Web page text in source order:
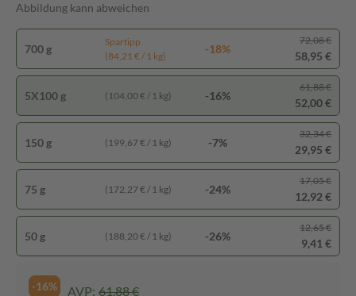
Abbildung kann abweichen
700 g
Spartipp
(84,21 € / 1 kg)
-18%
72,08 €
58,95 €
5X100 g (104,00 € / 1 kg) -16%
61,88 €
52,00 €
150 g (199,67 € / 1 kg) -7%
32,34 €
29,95 €
75 g (172,27 € / 1 kg) -24%
17,05 €
12,92 €
50 g (188,20 € / 1 kg) -26%
12,65 €
9,41 €
-16% AVP: 61,88 €